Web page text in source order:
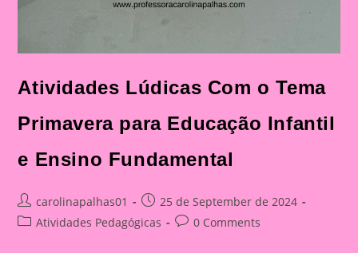
Atividades Lúdicas Com o Tema
Primavera para Educação Infantil
e Ensino Fundamental
Post
author:
carolinapalhas01
Post
published:
25 de September de 2024
PostAtividades Pedagógicas
Post0 Comments